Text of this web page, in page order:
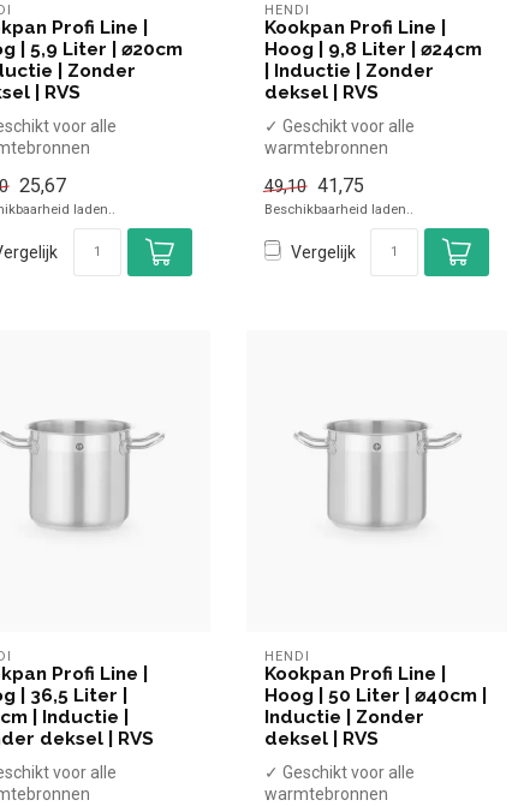
Profi Line |
| 5,9 Liter | ⌀20cm
| Zonder
| RVS
voor alle
dekse...
25,67
laden..
HENDI
Kookpan Profi Line |
Hoog | 9,8 Liter | ⌀24cm
| Inductie | Zonder
deksel | RVS
✓ Geschikt voor alle
warmtebronnen
handgrepen
x Zonder dekse...
49,10 41,75
Beschikbaarheid laden..
Vergelijk
Profi Line |
| 36,5 Liter |
| Inductie |
deksel | RVS
voor alle
HENDI
Kookpan Profi Line |
Hoog | 50 Liter | ⌀40cm |
Inductie | Zonder
deksel | RVS
✓ Geschikt voor alle
warmtebronnen